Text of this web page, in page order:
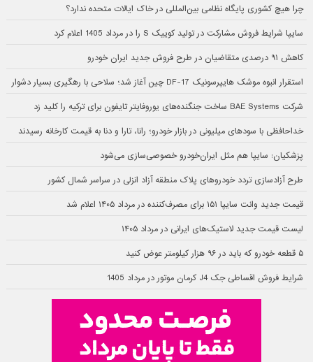
چرا هیچ کشوری پایگاه نظامی بین‌المللی در خاک ایالات متحده ندارد؟
سایپا شرایط فروش مشارکت در تولید کوییک S را در مرداد 1405 اعلام کرد
کاهش ۹۱ درصدی متقاضیان در طرح فروش جدید ایران خودرو
استقرار انبوه موشک هایپرسونیک DF-17 چین آغاز شد؛ سلاحی با رهگیری بسیار دشوار
شرکت BAE Systems ساخت جنگنده‌های یوروفایتر تایفون برای ترکیه را کلید زد
خداحافظی با سودهای میلیونی در بازار خودرو؛ رانا، تارا و دنا به قیمت کارخانه رسیدند
پزشکیان: سایپا هم مثل ایران‌خودرو خصوصی‌سازی می‌شود
طرح آزادسازی تردد خودروهای پلاک منطقه آزاد انزلی در سراسر شمال کشور
قیمت جدید وانت سایپا ۱۵۱ برای مصرف‌کننده در مرداد ۱۴۰۵ اعلام شد
لیست قیمت جدید لاستیک‌های ایرانی در مرداد ۱۴۰۵
۵ قطعه خودرو که باید در ۹۶ هزار کیلومتر عوض کنید
شرایط فروش اقساطی جک J4 کرمان موتور در مرداد 1405